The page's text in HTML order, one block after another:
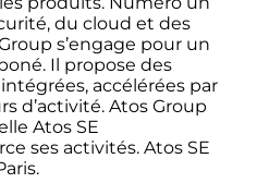
du cloud et des
s’engage pour un
Il propose des
accélérées par
d’activité. Atos Group
Atos SE
ses activités. Atos SE